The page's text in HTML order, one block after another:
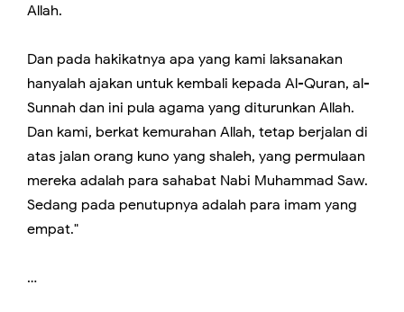
Allah.
Dan pada hakikatnya apa yang kami laksanakan
hanyalah ajakan untuk kembali kepada Al-Quran, al-
Sunnah dan ini pula agama yang diturunkan Allah.
Dan kami, berkat kemurahan Allah, tetap berjalan di
atas jalan orang kuno yang shaleh, yang permulaan
mereka adalah para sahabat Nabi Muhammad Saw.
Sedang pada penutupnya adalah para imam yang
empat."
…